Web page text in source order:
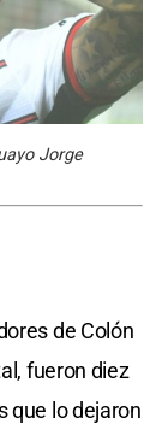
Jorge
de Colón
fueron diez
que lo dejaron